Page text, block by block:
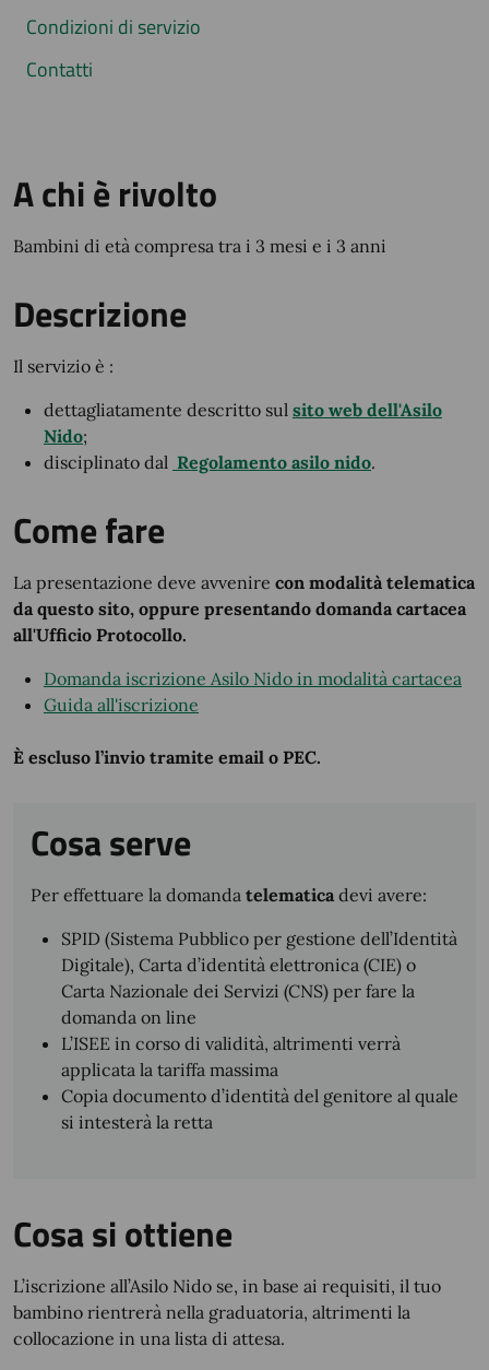
Condizioni di servizio
Contatti
A chi è rivolto
Bambini di età compresa tra i 3 mesi e i 3 anni
Descrizione
Il servizio è :
dettagliatamente descritto sul sito web dell'Asilo
Nido;
disciplinato dal Regolamento asilo nido.
Come fare
La presentazione deve avvenire con modalità telematica
da questo sito, oppure presentando domanda cartacea
all'Ufficio Protocollo.
Domanda iscrizione Asilo Nido in modalità cartacea
Guida all'iscrizione
È escluso l’invio tramite email o PEC.
Cosa serve
Per effettuare la domanda telematica devi avere:
SPID (Sistema Pubblico per gestione dell’Identità
Digitale), Carta d’identità elettronica (CIE) o
Carta Nazionale dei Servizi (CNS) per fare la
domanda on line
L’ISEE in corso di validità, altrimenti verrà
applicata la tariffa massima
Copia documento d’identità del genitore al quale
si intesterà la retta
Cosa si ottiene
L’iscrizione all’Asilo Nido se, in base ai requisiti, il tuo
bambino rientrerà nella graduatoria, altrimenti la
collocazione in una lista di attesa.